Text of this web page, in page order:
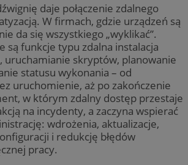
daje połączenie zdalnego
W firmach, gdzie urządzeń są
da się wszystkiego „wyklikać”.
są funkcje typu zdalna instalacja
uruchamianie skryptów, planowanie
statusu wykonania – od
uruchomienie, aż po zakończenie
w którym zdalny dostęp przestaje
na incydenty, a zaczyna wspierać
wdrożenia, aktualizacje,
i redukcję błędów
pracy.